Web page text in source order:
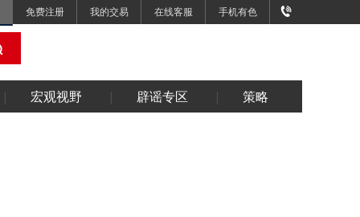
免费注册 我的交易 在线客服 手机有色
宏观视野 辟谣专区 策略